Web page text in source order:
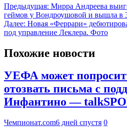
Предыдущая: Мирра Андреева
геймов у Вондроушовой и вышла в
Далее: Новая «Феррари»
под управление Леклера. Фото
Похожие новости
УЕФА может
отозвать письма с
Инфантино —
Чемпионат.com6 дней спустя 0